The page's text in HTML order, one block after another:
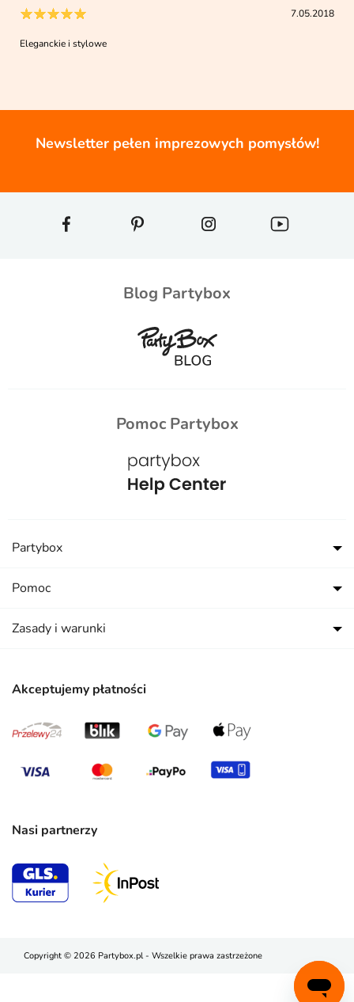
7.05.2018
Eleganckie i stylowe
Newsletter pełen imprezowych pomysłów!
Blog Partybox
Pomoc Partybox
Akceptujemy płatności
Nasi partnerzy
Partybox
Pomoc
Zasady i warunki
Copyright © 2026 Partybox.pl - Wszelkie prawa zastrzeżone